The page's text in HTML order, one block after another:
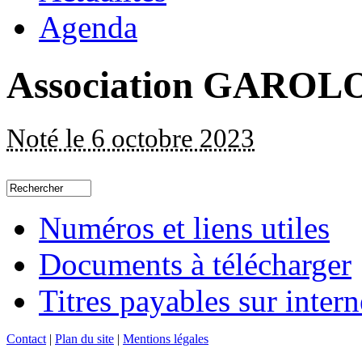
Agenda
Association
Noté le 6 octobre 2023
Numéros et liens utiles
Documents à télécharger
Titres payables sur
Contact | Plan du site | Mentions légales